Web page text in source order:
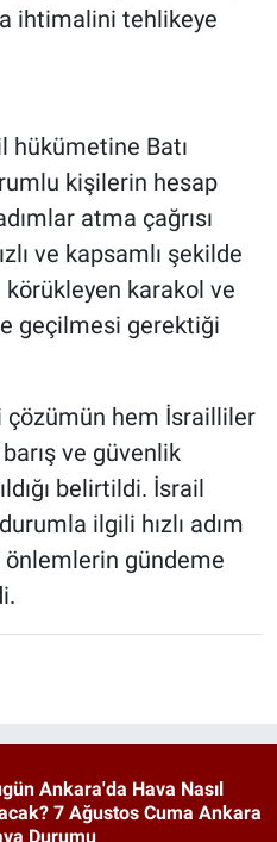
ihtimalini tehlikeye
hükümetine Batı
kişilerin hesap
atma çağrısı
ve kapsamlı şekilde
karakol ve
geçilmesi gerektiği
çözümün hem İsrailliler
ve güvenlik
belirtildi. İsrail
ilgili hızlı adım
önlemlerin gündeme
Ankara'da Hava Nasıl
7 Ağustos Cuma Ankara
Durumu